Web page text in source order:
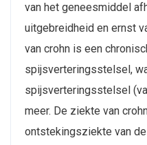
van het geneesmiddel
uitgebreidheid en ernst
van crohn is een
spijsverteringsstelsel,
spijsverteringsstelsel
meer. De ziekte van
ontstekingsziekte van